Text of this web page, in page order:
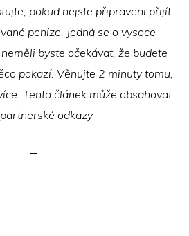
pokud nejste připraveni přijít
peníze. Jedná se o vysoce
byste očekávat, že budete
pokazí. Věnujte 2 minuty tomu,
Tento článek může obsahovat
odkazy